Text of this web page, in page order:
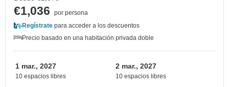
€1,036
por persona
Regístrate para acceder a los descuentos
Precio basado en una habitación privada doble
1 mar., 2027
10 espacios libres
2 mar., 2027
10 espacios libres